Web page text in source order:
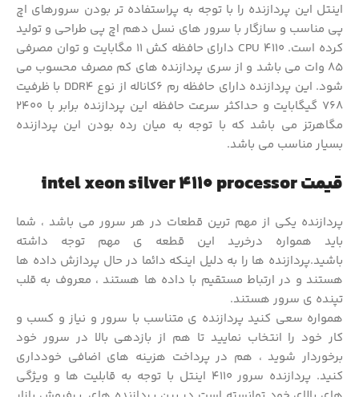
اینتل این پردازنده را با توجه به پراستفاده تر بودن سرورهای اچ
پی مناسب و سازگار با سرور های نسل دهم اچ پی طراحی و تولید
کرده است. CPU 4110 دارای حافظه کش 11 مگابایت و توان مصرفی
85 وات می باشد و از سری پردازنده های کم مصرف محسوب می
شود. این پردازنده دارای حافظه رم 6کاناله از نوع DDR4 با ظرفیت
768 گیگابایت و حداکثر سرعت حافظه این پردازنده برابر با 2400
مگاهرتز می باشد که با توجه به میان رده بودن این پردازنده
بسیار مناسب می باشد.
قیمت intel xeon silver 4110 processor
پردازنده یکی از مهم ترین قطعات در هر سرور می باشد ، شما
باید همواره درخرید این قطعه ی مهم توجه داشته
باشید.پردازنده ها را به دلیل اینکه دائما در حال پردازش داده ها
هستند و در ارتباط مستقیم با داده ها هستند ، معروف به قلب
تپنده ی سرور هستند.
همواره سعی کنید پردازنده ی متناسب با سرور و نیاز و کسب و
کار خود را انتخاب نمایید تا هم از بازدهی بالا در سرور خود
برخوردار شوید ، هم در پرداخت هزینه های اضافی خودداری
کنید. پردازنده سرور 4110 اینتل با توجه به قابلیت ها و ویژگی